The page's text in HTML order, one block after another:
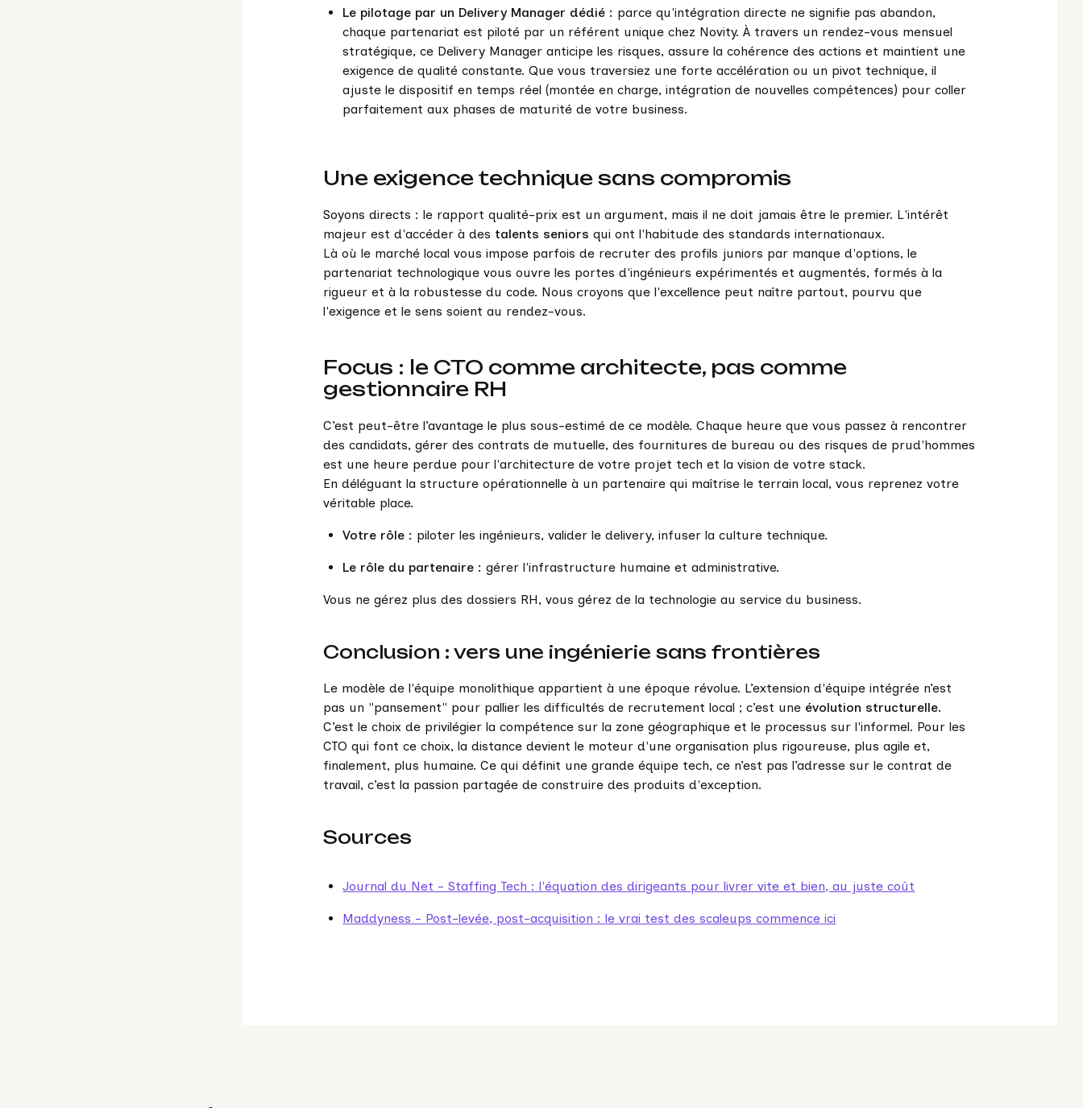
Le pilotage par un Delivery Manager dédié : parce qu'intégration directe ne signifie pas abandon,
chaque partenariat est piloté par un référent unique chez Novity. À travers un rendez-vous mensuel
stratégique, ce Delivery Manager anticipe les risques, assure la cohérence des actions et maintient une
exigence de qualité constante. Que vous traversiez une forte accélération ou un pivot technique, il
ajuste le dispositif en temps réel (montée en charge, intégration de nouvelles compétences) pour coller
parfaitement aux phases de maturité de votre business.
Une exigence technique sans compromis
Soyons directs : le rapport qualité-prix est un argument, mais il ne doit jamais être le premier. L'intérêt
majeur est d'accéder à des talents seniors qui ont l'habitude des standards internationaux.
Là où le marché local vous impose parfois de recruter des profils juniors par manque d'options, le
partenariat technologique vous ouvre les portes d'ingénieurs expérimentés et augmentés, formés à la
rigueur et à la robustesse du code. Nous croyons que l'excellence peut naître partout, pourvu que
l'exigence et le sens soient au rendez-vous.
Focus : le CTO comme architecte, pas comme
gestionnaire RH
C’est peut-être l’avantage le plus sous-estimé de ce modèle. Chaque heure que vous passez à rencontrer
des candidats, gérer des contrats de mutuelle, des fournitures de bureau ou des risques de prud'hommes
est une heure perdue pour l'architecture de votre projet tech et la vision de votre stack.
En déléguant la structure opérationnelle à un partenaire qui maîtrise le terrain local, vous reprenez votre
véritable place.
Votre rôle : piloter les ingénieurs, valider le delivery, infuser la culture technique.
Le rôle du partenaire : gérer l'infrastructure humaine et administrative.
Vous ne gérez plus des dossiers RH, vous gérez de la technologie au service du business.
Conclusion : vers une ingénierie sans frontières
Le modèle de l'équipe monolithique appartient à une époque révolue. L’extension d'équipe intégrée n’est
pas un "pansement" pour pallier les difficultés de recrutement local ; c’est une évolution structurelle.
C’est le choix de privilégier la compétence sur la zone géographique et le processus sur l'informel. Pour les
CTO qui font ce choix, la distance devient le moteur d'une organisation plus rigoureuse, plus agile et,
finalement, plus humaine. Ce qui définit une grande équipe tech, ce n’est pas l’adresse sur le contrat de
travail, c’est la passion partagée de construire des produits d'exception.
Sources
Journal du Net - Staffing Tech : l'équation des dirigeants pour livrer vite et bien, au juste coût
Maddyness - Post-levée, post-acquisition : le vrai test des scaleups commence ici